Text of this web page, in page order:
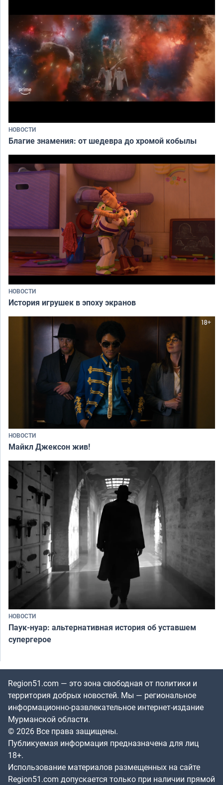
НОВОСТИ
Благие знамения: от шедевра до хромой кобылы
НОВОСТИ
История игрушек в эпоху экранов
НОВОСТИ
Майкл Джексон жив!
НОВОСТИ
Паук-нуар: альтернативная история об уставшем
супергерое
Region51.com — это зона свободная от политики и
территория добрых новостей. Мы — региональное
информационно-развлекательное интернет-издание
Мурманской области.
© 2026 Все права защищены.
Публикуемая информация предназначена для лиц
18+.
Использование материалов размещенных на сайте
Region51.com допускается только при наличии прямой